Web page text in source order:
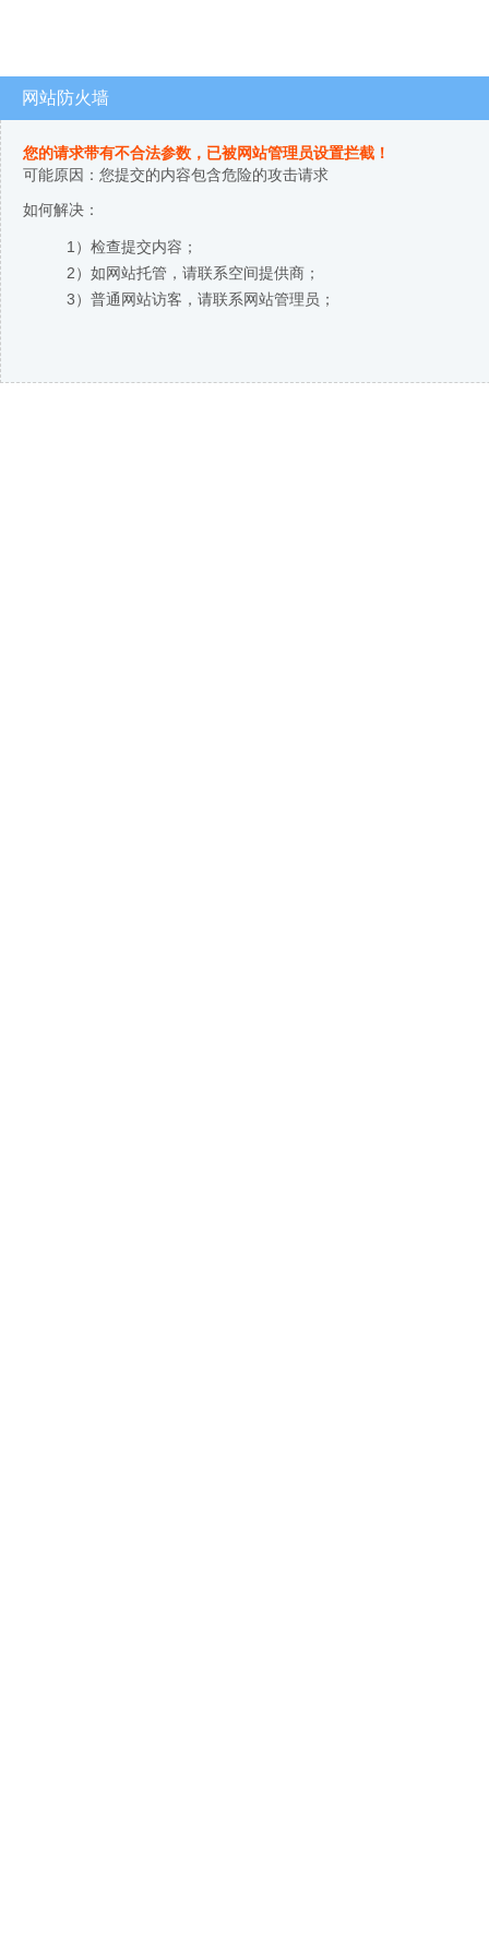
网站防火墙
您的请求带有不合法参数，已被网站管理员设置拦截！
可能原因：您提交的内容包含危险的攻击请求
如何解决：
1）检查提交内容；
2）如网站托管，请联系空间提供商；
3）普通网站访客，请联系网站管理员；